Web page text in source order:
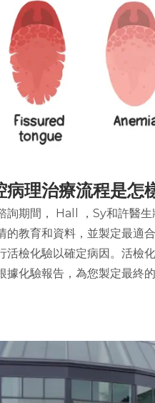
病理治療流程是怎
詢期間， Hall ，Sy和許醫
的教育和資料，並製定最適
活檢化驗以確定病因。活檢
據化驗報告，為您製定最終的